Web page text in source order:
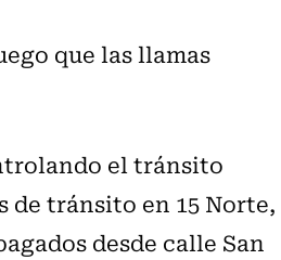
que las llamas
el tránsito
tránsito en 15 Norte,
desde calle San